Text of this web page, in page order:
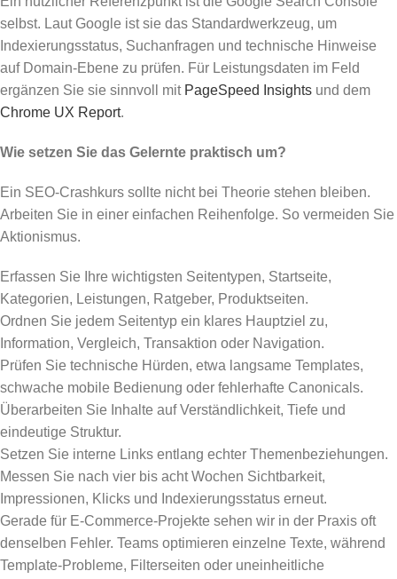
selbst. Laut Google ist sie das Standardwerkzeug, um
Indexierungsstatus, Suchanfragen und technische Hinweise
auf Domain-Ebene zu prüfen. Für Leistungsdaten im Feld
ergänzen Sie sie sinnvoll mit PageSpeed Insights und dem
Chrome UX Report.
Wie setzen Sie das Gelernte praktisch um?
Ein SEO-Crashkurs sollte nicht bei Theorie stehen bleiben.
Arbeiten Sie in einer einfachen Reihenfolge. So vermeiden Sie
Aktionismus.
Erfassen Sie Ihre wichtigsten Seitentypen, Startseite,
Kategorien, Leistungen, Ratgeber, Produktseiten.
Ordnen Sie jedem Seitentyp ein klares Hauptziel zu,
Information, Vergleich, Transaktion oder Navigation.
Prüfen Sie technische Hürden, etwa langsame Templates,
schwache mobile Bedienung oder fehlerhafte Canonicals.
Überarbeiten Sie Inhalte auf Verständlichkeit, Tiefe und
eindeutige Struktur.
Setzen Sie interne Links entlang echter Themenbeziehungen.
Messen Sie nach vier bis acht Wochen Sichtbarkeit,
Impressionen, Klicks und Indexierungsstatus erneut.
Gerade für E-Commerce-Projekte sehen wir in der Praxis oft
denselben Fehler. Teams optimieren einzelne Texte, während
Template-Probleme, Filterseiten oder uneinheitliche